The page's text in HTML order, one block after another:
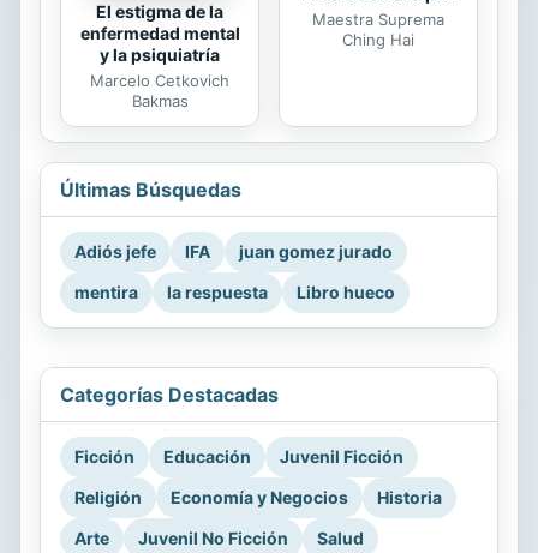
El estigma de la
enfermedad mental
y la psiquiatría
Marcelo Cetkovich
Bakmas
Maestra Suprema
Ching Hai
Últimas Búsquedas
Adiós jefe IFA
juan gomez jurado
mentira
la respuesta Libro hueco
Categorías Destacadas
Ficción Educación
Juvenil Ficción
Religión
Economía y Negocios
Historia
Arte
Juvenil No Ficción Salud